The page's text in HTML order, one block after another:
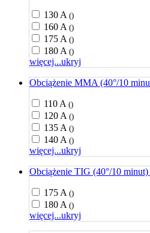
130 A ()
160 A ()
175 A ()
180 A ()
więcej...ukryj
Obciążenie MMA (40°/10
110 A ()
120 A ()
135 A ()
140 A ()
więcej...ukryj
Obciążenie TIG (40°/10
175 A ()
180 A ()
więcej...ukryj